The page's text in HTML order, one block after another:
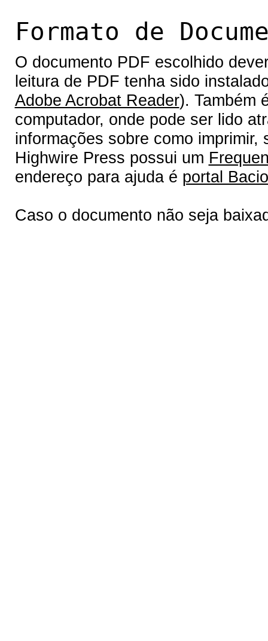
Formato de
O documento PDF escolhido
leitura de PDF tenha sido
Adobe Acrobat Reader). Também
computador, onde pode ser lido
informações sobre como
Highwire Press possui um
endereço para ajuda é portal
Caso o documento não seja